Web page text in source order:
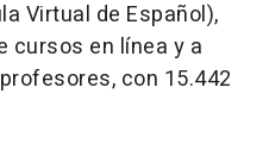
Virtual de Español),
cursos en línea y a
con 15.442